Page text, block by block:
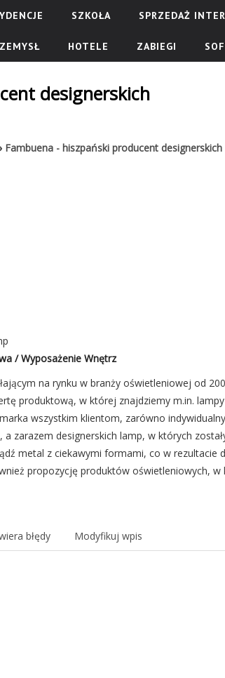
SZKOŁA SPRZEDAŻ
HOTELE ZABIEGI
designerskich
Fambuena - hiszpański producent
/ Wyposażenie Wnętrz
na rynku w branży oświetleniowej od
produktową, w której znajdziemy m.in.
wszystkim klientom, zarówno
zarazem designerskich lamp, w których
metal z ciekawymi formami, co w rezultacie
propozycję produktów oświetleniowych, w
błędy Modyfikuj wpis